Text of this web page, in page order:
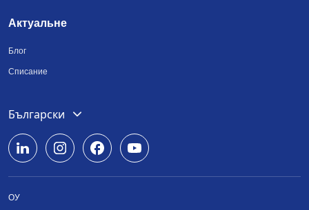
Актуальне
Блог
Списание
Български
Deutsch
English
Srpski
ОУ